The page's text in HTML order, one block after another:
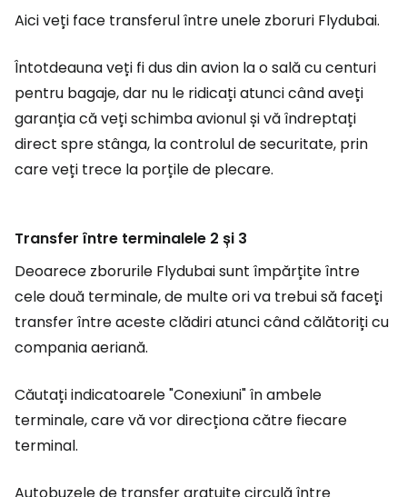
Aici veți face transferul între unele zboruri Flydubai.
Întotdeauna veți fi dus din avion la o sală cu centuri
pentru bagaje, dar nu le ridicați atunci când aveți
garanția că veți schimba avionul și vă îndreptați
direct spre stânga, la controlul de securitate, prin
care veți trece la porțile de plecare.
Transfer între terminalele 2 și 3
Deoarece zborurile Flydubai sunt împărțite între
cele două terminale, de multe ori va trebui să faceți
transfer între aceste clădiri atunci când călătoriți cu
compania aeriană.
Căutați indicatoarele "Conexiuni" în ambele
terminale, care vă vor direcționa către fiecare
terminal.